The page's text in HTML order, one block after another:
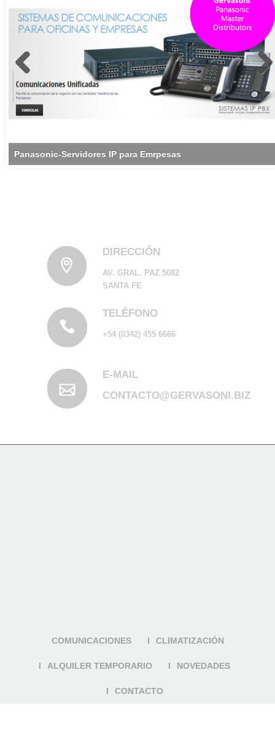
Panasonic-Servidores IP para Emrpesas
DIRECCIÓN
AV. GRAL. PAZ 5082
SANTA FE
TELÉFONO
+54 (0342) 455 6666
E-MAIL
CONTACTO@GERVASONI.BIZ
COMUNICACIONES CLIMATIZACIÓN
ALQUILER TEMPORARIO NOVEDADES
CONTACTO